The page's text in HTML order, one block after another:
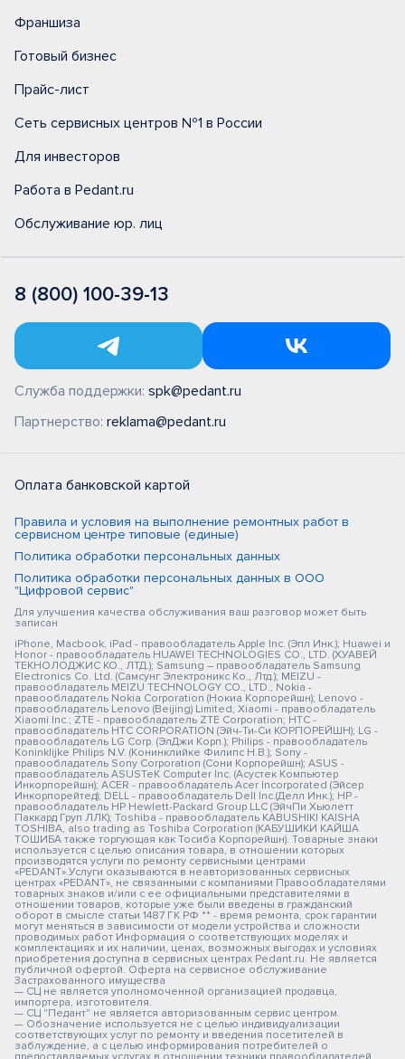
Франшиза
Готовый бизнес
Прайс-лист
Сеть сервисных центров №1 в России
Для инвесторов
Работа в Pedant.ru
Обслуживание юр. лиц
8 (800) 100-39-13
Служба поддержки: spk@pedant.ru
Партнерство: reklama@pedant.ru
Оплата банковской картой
Правила и условия на выполнение ремонтных работ в
сервисном центре типовые (единые)
Политика обработки персональных данных
Политика обработки персональных данных в ООО
"Цифровой сервис"
Для улучшения качества обслуживания ваш разговор может быть
записан
iPhone, Macbook, iPad - правообладатель Apple Inc. (Эпл Инк.); Huawei и
Honor - правообладатель HUAWEI TECHNOLOGIES CO., LTD. (ХУАВЕЙ
ТЕКНОЛОДЖИС КО., ЛТД.); Samsung – правообладатель Samsung
Electronics Co. Ltd. (Самсунг Электроникс Ко., Лтд.); MEIZU -
правообладатель MEIZU TECHNOLOGY CO., LTD.; Nokia -
правообладатель Nokia Corporation (Нокиа Корпорейшн); Lenovo -
правообладатель Lenovo (Beijing) Limited; Xiaomi - правообладатель
Xiaomi Inc.; ZTE - правообладатель ZTE Corporation; HTC -
правообладатель HTC CORPORATION (Эйч-Ти-Си КОРПОРЕЙШН); LG -
правообладатель LG Corp. (ЭлДжи Корп.); Philips - правообладатель
Koninklijke Philips N.V. (Конинклийке Филипс Н.В.); Sony -
правообладатель Sony Corporation (Сони Корпорейшн); ASUS -
правообладатель ASUSTeK Computer Inc. (Асустек Компьютер
Инкорпорейшн); ACER - правообладатель Acer Incorporated (Эйсер
Инкорпорейтед); DELL - правообладатель Dell Inc.(Делл Инк.); HP -
правообладатель HP Hewlett-Packard Group LLC (ЭйчПи Хьюлетт
Паккард Груп ЛЛК); Toshiba - правообладатель KABUSHIKI KAISHA
TOSHIBA, also trading as Toshiba Corporation (КАБУШИКИ КАЙША
ТОШИБА также торгующая как Тосиба Корпорейшн). Товарные знаки
используется с целью описания товара, в отношении которых
производятся услуги по ремонту сервисными центрами
«PEDANT».Услуги оказываются в неавторизованных сервисных
центрах «PEDANT», не связанными с компаниями Правообладателями
товарных знаков и/или с ее официальными представителями в
отношении товаров, которые уже были введены в гражданский
оборот в смысле статьи 1487 ГК РФ ** - время ремонта, срок гарантии
могут меняться в зависимости от модели устройства и сложности
проводимых работ Информация о соответствующих моделях и
комплектациях и их наличии, ценах, возможных выгодах и условиях
приобретения доступна в сервисных центрах Pedant.ru. Не является
публичной офертой. Оферта на сервисное обслуживание
Застрахованного имущества
— СЦ не является уполномоченной организацией продавца,
импортера, изготовителя.
— СЦ "Педант" не является авторизованным сервис центром.
— Обозначение используется не с целью индивидуализации
соответствующих услуг по ремонту и введения посетителей в
заблуждение, а с целью информирования потребителей о